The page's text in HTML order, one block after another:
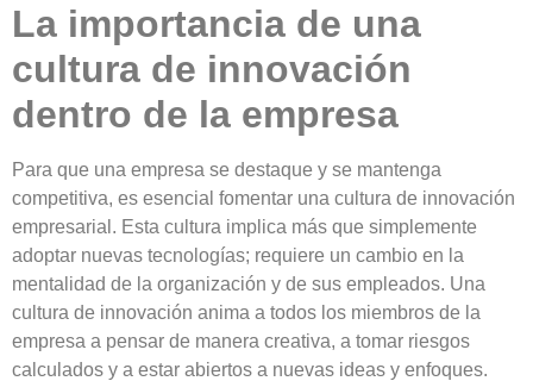
La importancia de una
cultura de innovación
dentro de la empresa
Para que una empresa se destaque y se mantenga
competitiva, es esencial fomentar una cultura de innovación
empresarial . Esta cultura implica más que simplemente
adoptar nuevas tecnologías; requiere un cambio en la
mentalidad de la organización y de sus empleados. Una
cultura de innovación anima a todos los miembros de la
empresa a pensar de manera creativa, a tomar riesgos
calculados y a estar abiertos a nuevas ideas y enfoques.